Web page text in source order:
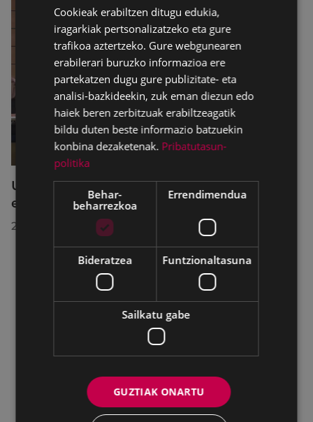
Udalbatzak 2026ko uztailaren 27an
egindako bilkuran hartutako erabakiak
2026/07/28
Cookieak erabiltzen ditugu edukia,
iragarkiak pertsonalizatzeko eta gure
trafikoa aztertzeko. Gure webgunearen
erabilerari buruzko informazioa ere
partekatzen dugu gure publizitate- eta
analisi-bazkideekin, zuk eman diezun edo
haiek beren zerbitzuak erabiltzeagatik
bildu duten beste informazio batzuekin
konbina dezaketenak. Pribatutasun-
politika
Behar-
beharrezkoa
Errendimendua
Bideratzea Funtzionaltasuna
Sailkatu gabe
GUZTIAK ONARTU